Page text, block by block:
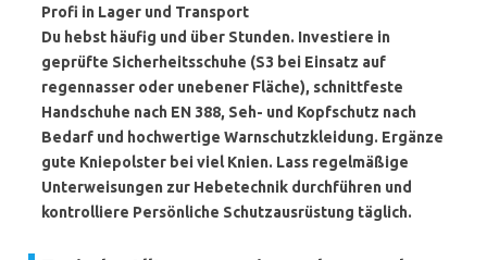
Profi in Lager und Transport
Du hebst häufig und über Stunden. Investiere in
geprüfte Sicherheitsschuhe (S3 bei Einsatz auf
regennasser oder unebener Fläche), schnittfeste
Handschuhe nach EN 388, Seh- und Kopfschutz nach
Bedarf und hochwertige Warnschutzkleidung. Ergänze
gute Kniepolster bei viel Knien. Lass regelmäßige
Unterweisungen zur Hebetechnik durchführen und
kontrolliere Persönliche Schutzausrüstung täglich.